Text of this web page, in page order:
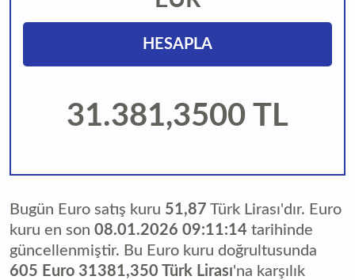
HESAPLA
31.381,3500 TL
Bugün Euro satış kuru 51,87 Türk Lirası'dır. Euro
kuru en son 08.01.2026 09:11:14 tarihinde
güncellenmiştir. Bu Euro kuru doğrultusunda
605 Euro 31381,350 Türk Lirası'na karşılık